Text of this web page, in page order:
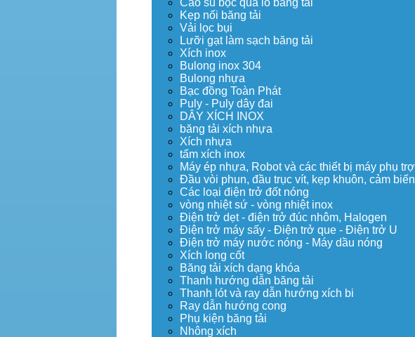
Cao su bọc quả lô băng tải
Kẹp nối băng tải
Vải lọc bụi
Lưỡi gạt làm sạch băng tải
Xích inox
Bulong inox 304
Bulong nhựa
Bạc đồng Toàn Phát
Puly - Puly dây đai
DÂY XÍCH INOX
băng tải xích nhựa
Xích nhựa
tấm xích inox
Máy ép nhựa, Robot và các thiết bị máy phụ trợ
Đầu vòi phun, đầu trục vít, kẹp khuôn, cảm biến
Các loại điện trở đốt nóng
vòng nhiệt sứ - vòng nhiệt inox
Điện trở dẹt - điện trở đúc nhôm, Halogen
Điện trở máy sấy - Điện trở que - Điện trở U
Điện trở máy nước nóng - Máy dầu nóng
Xích long cốt
Băng tải xích dạng khóa
Thanh hướng dẫn băng tải
Thanh lót và ray dẫn hướng xích bi
Ray dẫn hướng cong
Phụ kiện băng tải
Nhông xích